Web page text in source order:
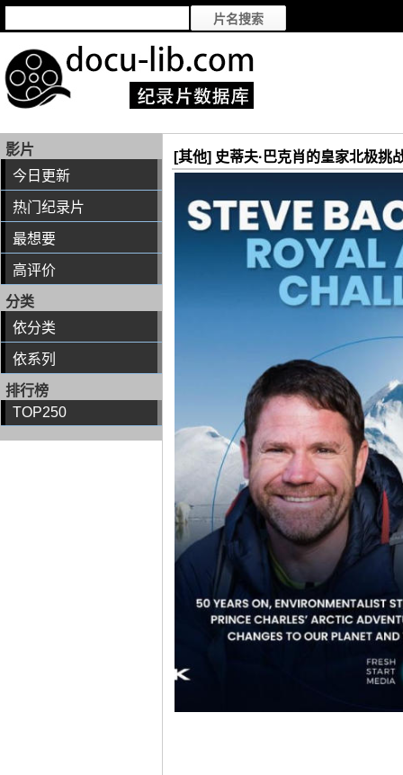
影片
今日更新
热门纪录片
最想要
高评价
分类
依分类
依系列
排行榜
TOP250
[其他] 史蒂夫·巴克肖的皇家北极